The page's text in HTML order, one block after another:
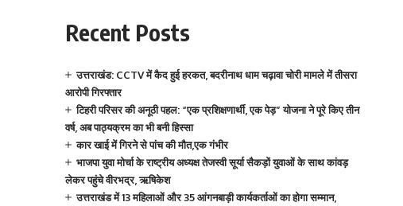
Recent Posts
उत्तराखंड: CCTV में कैद हुई हरकत, बदरीनाथ धाम चढ़ावा चोरी मामले में तीसरा
आरोपी गिरफ्तार
टिहरी परिसर की अनूठी पहल: “एक प्रशिक्षणार्थी, एक पेड़” योजना ने पूरे किए तीन
वर्ष, अब पाठ्यक्रम का भी बनी हिस्सा
कार खाई में गिरने से पांच की मौत,एक गंभीर
भाजपा युवा मोर्चा के राष्ट्रीय अध्यक्ष तेजस्वी सूर्या सैकड़ों युवाओं के साथ कांवड़
लेकर पहुंचे वीरभद्र, ऋषिकेश
उत्तराखंड में 13 महिलाओं और 35 आंगनबाड़ी कार्यकर्ताओं का होगा सम्मान,